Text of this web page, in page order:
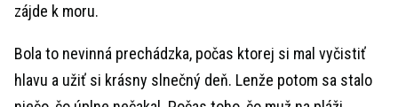
zájde k moru.
Bola to nevinná prechádzka, počas ktorej si mal vyčistiť
hlavu a užiť si krásny slnečný deň. Lenže potom sa stalo